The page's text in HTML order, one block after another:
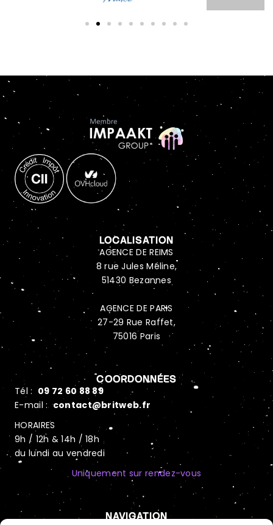
LOCALISATION
AGENCE DE REIMS
8 rue Jules Méline,
51430 Bezannes
AGENCE DE PARIS
27-29 Rue Raffet,
75016 Paris
COORDONNÉES
Tél : 09 72 60 88 89
E-mail : contact@britweb.fr
HORAIRES
9h / 12h & 14h / 18h
du lundi au vendredi
Uniquement sur rendez-vous
NAVIGATION